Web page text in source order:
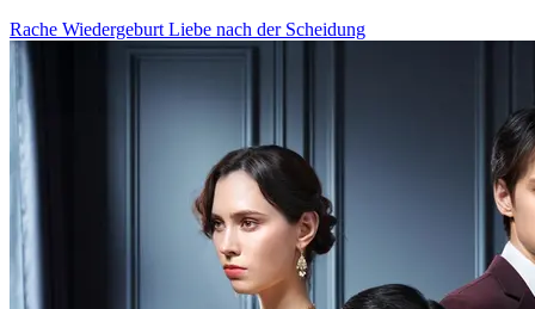
Rache Wiedergeburt Liebe nach der Scheidung